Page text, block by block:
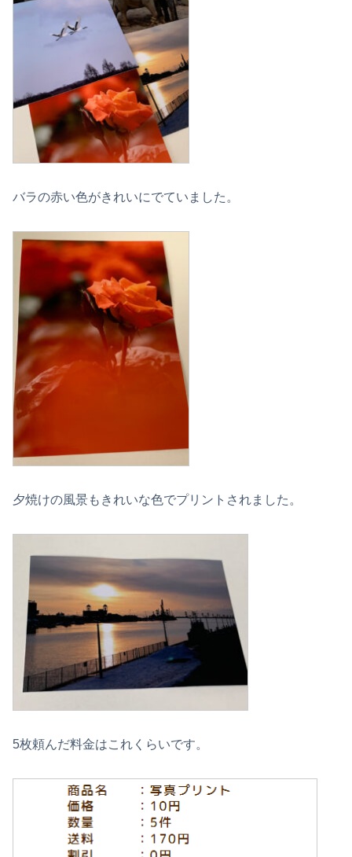
バラの赤い色がきれいにでていました。
夕焼けの風景もきれいな色でプリントされました。
5枚頼んだ料金はこれくらいです。